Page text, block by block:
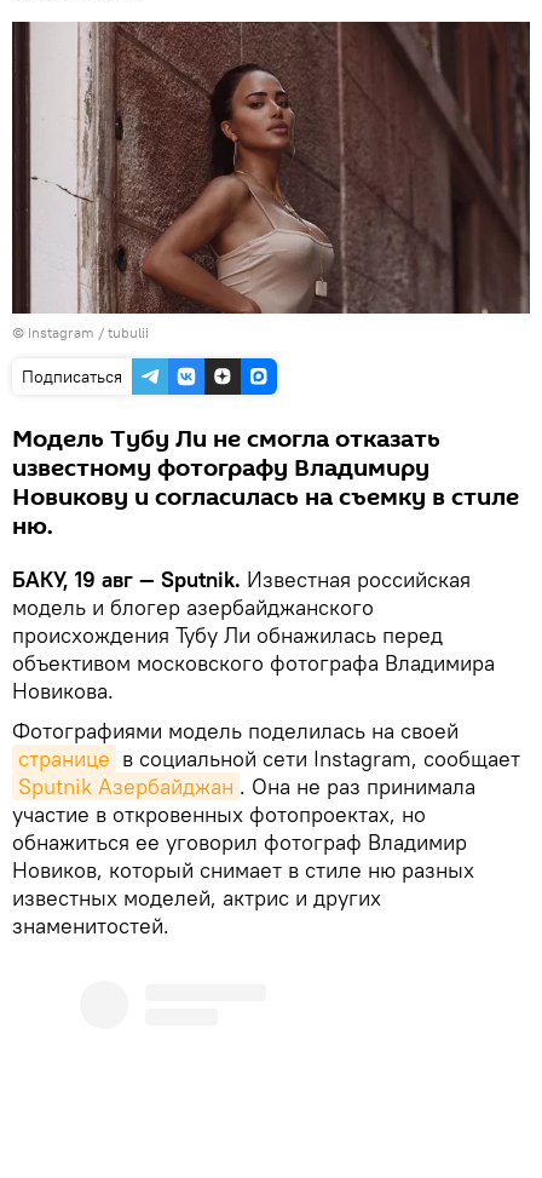
© Instagram / tubulii
Подписаться
Модель Тубу Ли не смогла отказать
известному фотографу Владимиру
Новикову и согласилась на съемку в стиле
ню.
БАКУ, 19 авг — Sputnik. Известная российская
модель и блогер азербайджанского
происхождения Тубу Ли обнажилась перед
объективом московского фотографа Владимира
Новикова.
Фотографиями модель поделилась на своей
странице в социальной сети Instagram, сообщает
Sputnik Азербайджан . Она не раз принимала
участие в откровенных фотопроектах, но
обнажиться ее уговорил фотограф Владимир
Новиков, который снимает в стиле ню разных
известных моделей, актрис и других
знаменитостей.